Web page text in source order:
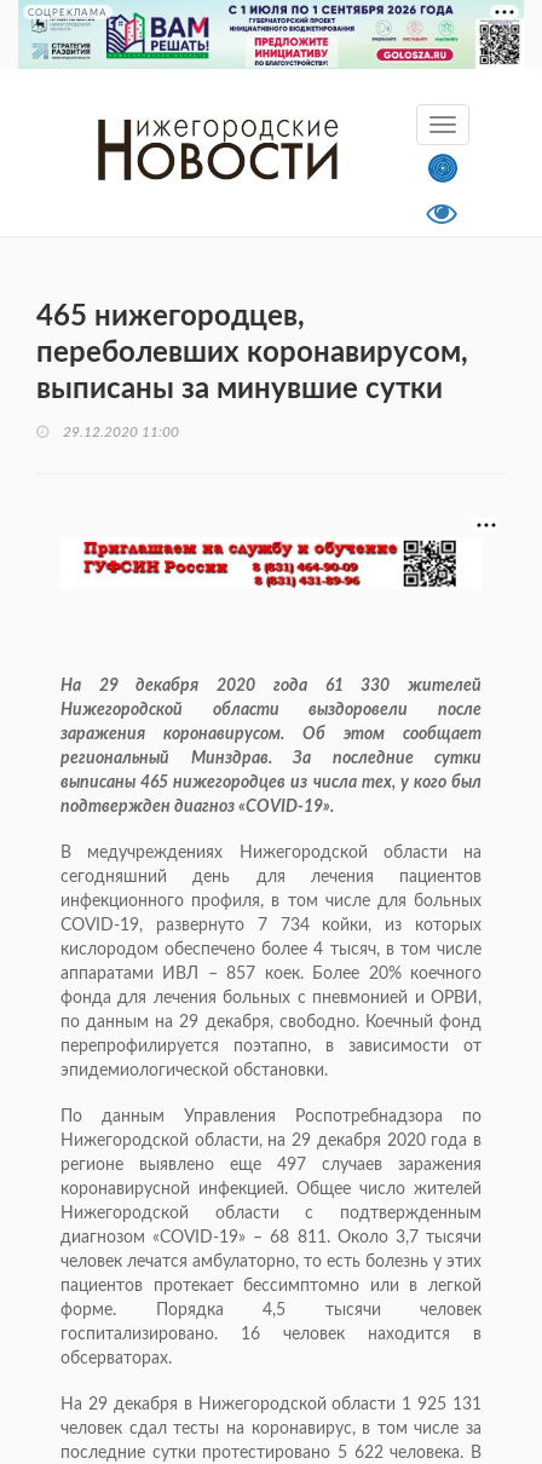
СОЦРЕКЛАМА
465 нижегородцев,
переболевших коронавирусом,
выписаны за минувшие сутки
29.12.2020 11:00
На 29 декабря 2020 года 61 330 жителей
Нижегородской области выздоровели после
заражения коронавирусом. Об этом сообщает
региональный Минздрав. За последние сутки
выписаны 465 нижегородцев из числа тех, у кого был
подтвержден диагноз «COVID-19».
В медучреждениях Нижегородской области на
сегодняшний день для лечения пациентов
инфекционного профиля, в том числе для больных
COVID-19, развернуто 7 734 койки, из которых
кислородом обеспечено более 4 тысяч, в том числе
аппаратами ИВЛ – 857 коек. Более 20% коечного
фонда для лечения больных с пневмонией и ОРВИ,
по данным на 29 декабря, свободно. Коечный фонд
перепрофилируется поэтапно, в зависимости от
эпидемиологической обстановки.
По данным Управления Роспотребнадзора по
Нижегородской области, на 29 декабря 2020 года в
регионе выявлено еще 497 случаев заражения
коронавирусной инфекцией. Общее число жителей
Нижегородской области с подтвержденным
диагнозом «COVID-19» – 68 811. Около 3,7 тысячи
человек лечатся амбулаторно, то есть болезнь у этих
пациентов протекает бессимптомно или в легкой
форме. Порядка 4,5 тысячи человек
госпитализировано. 16 человек находится в
обсерваторах.
На 29 декабря в Нижегородской области 1 925 131
человек сдал тесты на коронавирус, в том числе за
последние сутки протестировано 5 622 человека. В